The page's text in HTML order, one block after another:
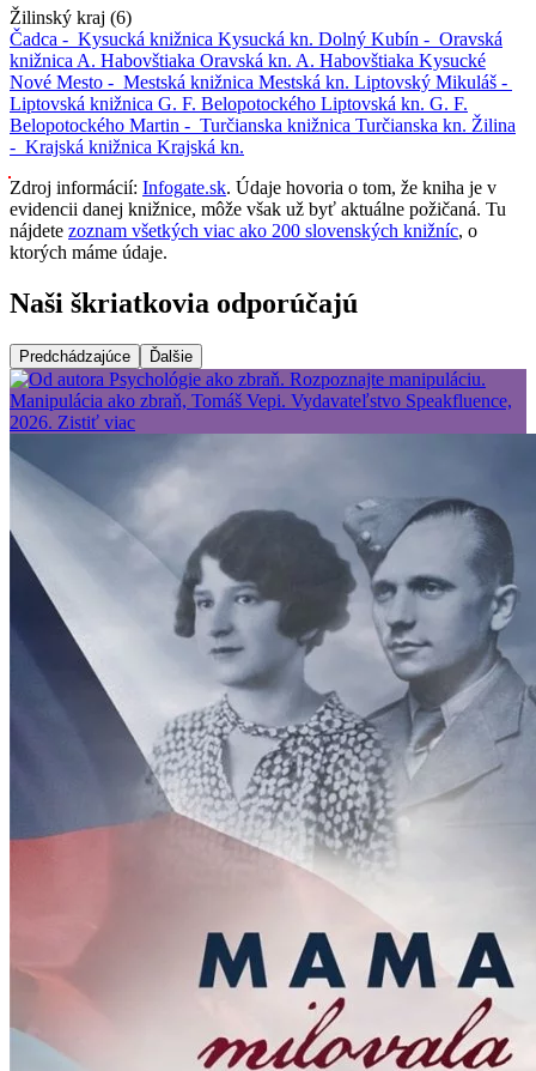
Žilinský kraj (6)
Čadca - Kysucká knižnica Kysucká kn. Dolný Kubín - Oravská
knižnica A. Habovštiaka Oravská kn. A. Habovštiaka Kysucké
Nové Mesto - Mestská knižnica Mestská kn. Liptovský Mikuláš -
Liptovská knižnica G. F. Belopotockého Liptovská kn. G. F.
Belopotockého Martin - Turčianska knižnica Turčianska kn. Žilina
- Krajská knižnica Krajská kn.
Zdroj informácií: Infogate.sk. Údaje hovoria o tom, že kniha je v
evidencii danej knižnice, môže však už byť aktuálne požičaná. Tu
nájdete zoznam všetkých viac ako 200 slovenských knižníc, o
ktorých máme údaje.
Naši škriatkovia odporúčajú
Predchádzajúce Ďalšie